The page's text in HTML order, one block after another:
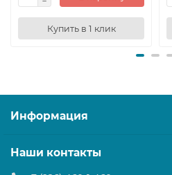
Купить в 1 клик
Информация
Наши контакты